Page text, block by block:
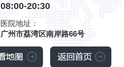
08:00-20:30
医院地址：
广州市荔湾区南岸路66号